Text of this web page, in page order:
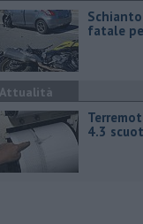
fatale
Attualità
4.3